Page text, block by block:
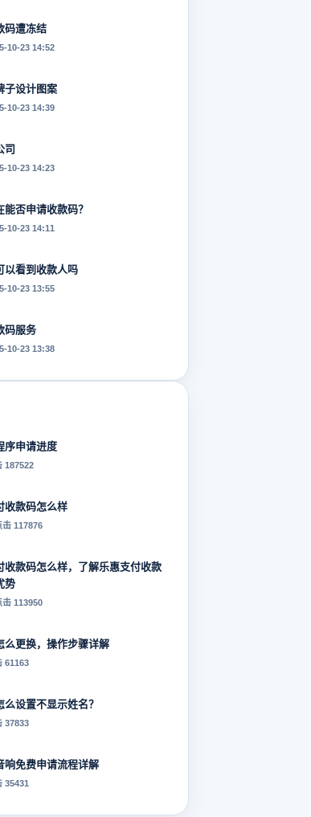
码遭冻结
10-23 14:52
子设计图案
10-23 14:39
司
10-23 14:23
否申请收款码？
10-23 14:11
以看到收款人吗
10-23 13:55
码服务
10-23 13:38
序申请进度
187522
收款码怎么样
117876
收款码怎么样，了解乐惠支付收款
势
113950
么更换，操作步骤详解
61163
设置不显示姓名？
37833
响免费申请流程详解
35431